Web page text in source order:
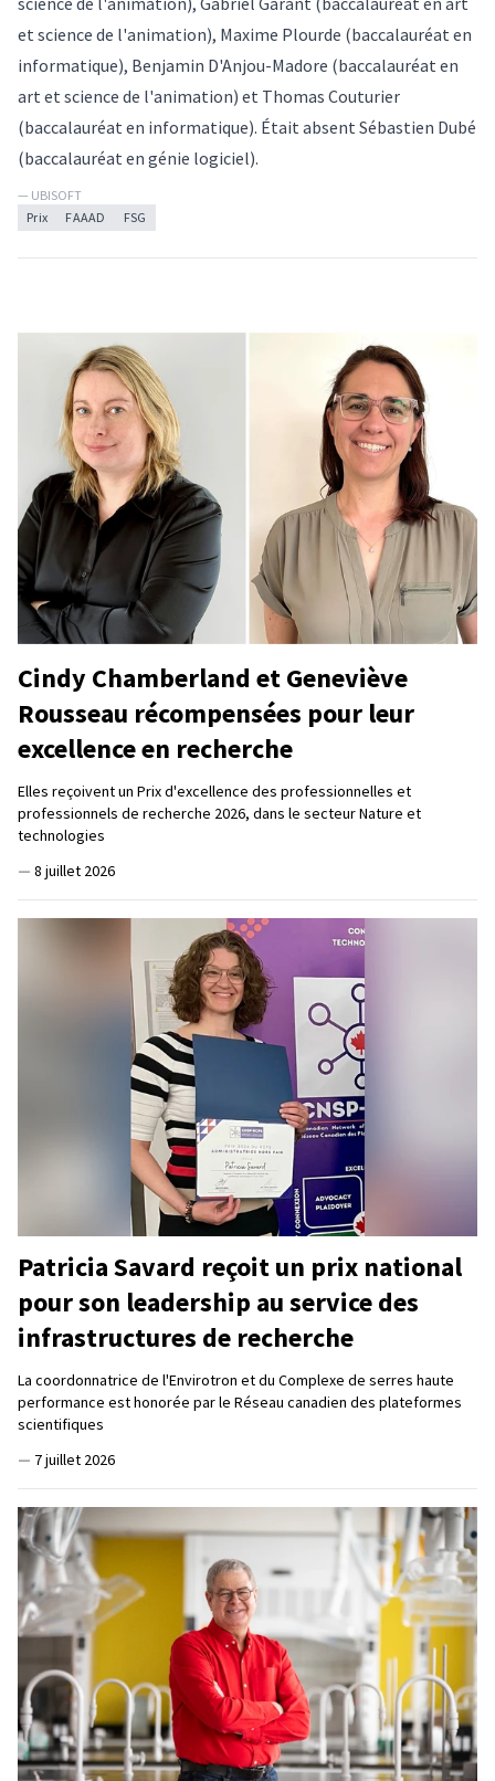
et science de l'animation), Maxime Plourde (baccalauréat en
informatique), Benjamin D'Anjou-Madore (baccalauréat en
art et science de l'animation) et Thomas Couturier
(baccalauréat en informatique). Était absent Sébastien Dubé
(baccalauréat en génie logiciel).
— UBISOFT
Prix
FAAAD FSG
Cindy Chamberland et Geneviève
Rousseau récompensées pour leur
excellence en recherche
Elles reçoivent un Prix d'excellence des professionnelles et
professionnels de recherche 2026, dans le secteur Nature et
technologies
— 8 juillet 2026
Patricia Savard reçoit un prix national
pour son leadership au service des
infrastructures de recherche
La coordonnatrice de l'Envirotron et du Complexe de serres haute
performance est honorée par le Réseau canadien des plateformes
scientifiques
— 7 juillet 2026